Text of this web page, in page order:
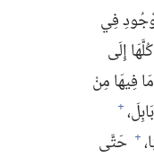
فِي
إِلَى
فِيهَا مِنْ
+
+ حَتَّى